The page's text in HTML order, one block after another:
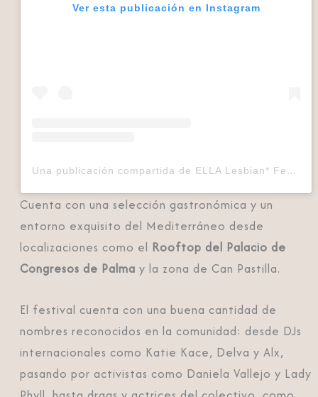
Ver esta publicación en Instagram
Una publicación compartida de ELLA Lesbian* Festival Mallorca (@ellafestival)
Cuenta con una selección gastronómica y un
entorno exquisito del Mediterráneo desde
localizaciones como el Rooftop del Palacio de
Congresos de Palma y la zona de Can Pastilla.
El festival cuenta con una buena cantidad de
nombres reconocidos en la comunidad: desde DJs
internacionales como Katie Kace, Delva y Alx,
pasando por activistas como Daniela Vallejo y Lady